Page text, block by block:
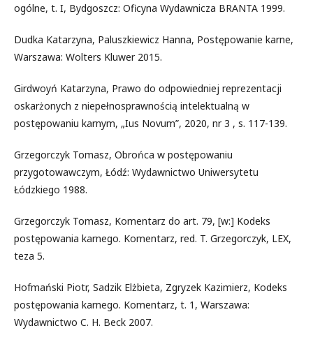
ogólne, t. I, Bydgoszcz: Oficyna Wydawnicza BRANTA 1999.
Dudka Katarzyna, Paluszkiewicz Hanna, Postępowanie karne,
Warszawa: Wolters Kluwer 2015.
Girdwoyń Katarzyna, Prawo do odpowiedniej reprezentacji
oskarżonych z niepełnosprawnością intelektualną w
postępowaniu karnym, „Ius Novum”, 2020, nr 3 , s. 117-139.
Grzegorczyk Tomasz, Obrońca w postępowaniu
przygotowawczym, Łódź: Wydawnictwo Uniwersytetu
Łódzkiego 1988.
Grzegorczyk Tomasz, Komentarz do art. 79, [w:] Kodeks
postępowania karnego. Komentarz, red. T. Grzegorczyk, LEX,
teza 5.
Hofmański Piotr, Sadzik Elżbieta, Zgryzek Kazimierz, Kodeks
postępowania karnego. Komentarz, t. 1, Warszawa:
Wydawnictwo C. H. Beck 2007.